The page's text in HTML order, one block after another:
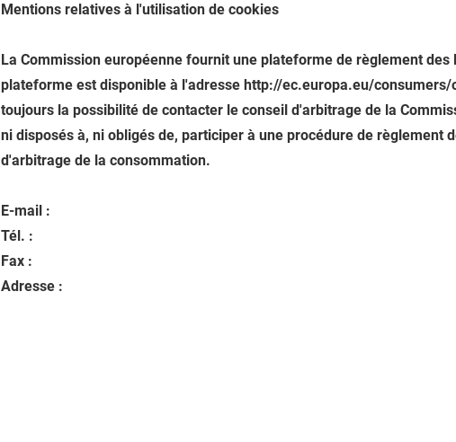
Mentions relatives à l'utilisation de cookies
La Commission européenne fournit une plateforme de règlement des
plateforme est disponible à l'adresse http://ec.europa.eu/consumers/
toujours la possibilité de contacter le conseil d'arbitrage de la
ni disposés à, ni obligés de, participer à une procédure de règlement
d'arbitrage de la consommation.
E-mail :
Tél. :
Fax :
Adresse :